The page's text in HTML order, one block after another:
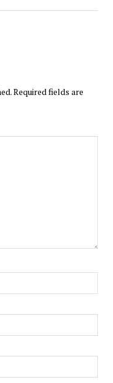
Required fields are